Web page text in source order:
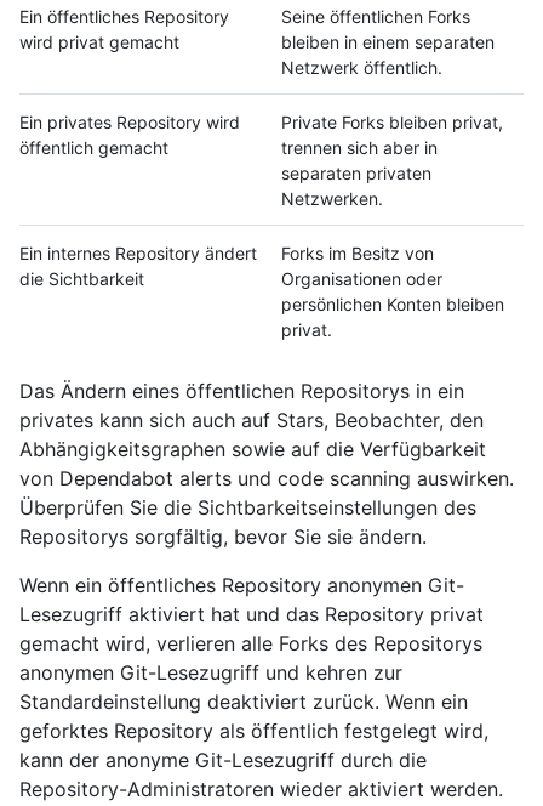
Ein öffentliches Repository
wird privat gemacht
Seine öffentlichen Forks
bleiben in einem separaten
Netzwerk öffentlich.
Ein privates Repository wird
öffentlich gemacht
Private Forks bleiben privat,
trennen sich aber in
separaten privaten
Netzwerken.
Ein internes Repository ändert
die Sichtbarkeit
Forks im Besitz von
Organisationen oder
persönlichen Konten bleiben
privat.
Das Ändern eines öffentlichen Repositorys in ein
privates kann sich auch auf Stars, Beobachter, den
Abhängigkeitsgraphen sowie auf die Verfügbarkeit
von Dependabot alerts und code scanning auswirken.
Überprüfen Sie die Sichtbarkeitseinstellungen des
Repositorys sorgfältig, bevor Sie sie ändern.
Wenn ein öffentliches Repository anonymen Git-
Lesezugriff aktiviert hat und das Repository privat
gemacht wird, verlieren alle Forks des Repositorys
anonymen Git-Lesezugriff und kehren zur
Standardeinstellung deaktiviert zurück. Wenn ein
geforktes Repository als öffentlich festgelegt wird,
kann der anonyme Git-Lesezugriff durch die
Repository-Administratoren wieder aktiviert werden.